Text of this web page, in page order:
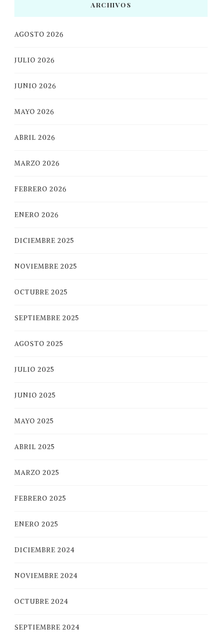
ARCHIVOS
AGOSTO 2026
JULIO 2026
JUNIO 2026
MAYO 2026
ABRIL 2026
MARZO 2026
FEBRERO 2026
ENERO 2026
DICIEMBRE 2025
NOVIEMBRE 2025
OCTUBRE 2025
SEPTIEMBRE 2025
AGOSTO 2025
JULIO 2025
JUNIO 2025
MAYO 2025
ABRIL 2025
MARZO 2025
FEBRERO 2025
ENERO 2025
DICIEMBRE 2024
NOVIEMBRE 2024
OCTUBRE 2024
SEPTIEMBRE 2024